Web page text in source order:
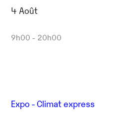
4 Août
9h00 - 20h00
Expo - Climat express